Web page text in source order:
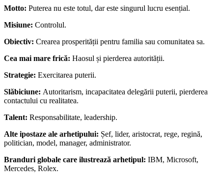
Motto: Puterea nu este totul, dar este singurul lucru esențial.
Misiune: Controlul.
Obiectiv: Crearea prosperității pentru familia sau comunitatea sa.
Cea mai mare frică: Haosul și pierderea autorității.
Strategie: Exercitarea puterii.
Slăbiciune: Autoritarism, incapacitatea delegării puterii, pierderea
contactului cu realitatea.
Talent: Responsabilitate, leadership.
Alte ipostaze ale arhetipului: Șef, lider, aristocrat, rege, regină,
politician, model, manager, administrator.
Branduri globale care ilustrează arhetipul: IBM, Microsoft,
Mercedes, Rolex.